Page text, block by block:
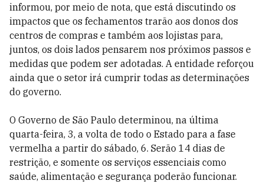
informou, por meio de nota, que está discutindo os
impactos que os fechamentos trarão aos donos dos
centros de compras e também aos lojistas para,
juntos, os dois lados pensarem nos próximos passos e
medidas que podem ser adotadas. A entidade reforçou
ainda que o setor irá cumprir todas as determinações
do governo.
O Governo de São Paulo determinou, na última
quarta-feira, 3, a volta de todo o Estado para a fase
vermelha a partir do sábado, 6. Serão 14 dias de
restrição, e somente os serviços essenciais como
saúde, alimentação e segurança poderão funcionar.